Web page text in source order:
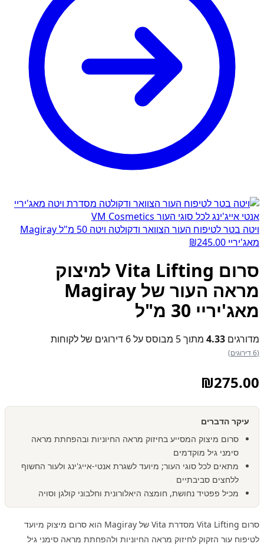
ויטה בטר לטיפוח העור הצוואר ודקולטה ויטה 50 מ"ל Magiray
מאג'יריי
₪245.00
סרום Vita Lifting למיצוק
מראה העור של Magiray
מאג'יריי 30 מ"ל
מדורגים 4.33 מתוך 5 מבוסס על 6 דירוגים של לקוחות
(6 דירוגים)
₪275.00
עיקר הדברים
סרום מיצוק המסייע בחיזוק מראה החיוניות ובהפחתת מראה
סימני גיל מוקדמים
מתאים לכל סוגי העור; מיועד לשגרת אנטי-אייג'ינג ולעור החשוף
ללחצים סביבתיים
מכיל פפטיד נחושת, חומצה היאלורונית וחלבוני קולגן וסויה
סרום Vita Lifting מסדרת Vita של Magiray הוא סרום מיצוק מיועד
לטיפוח עור הזקוק לחיזוק מראה החיוניות ולהפחתת מראה סימני גיל